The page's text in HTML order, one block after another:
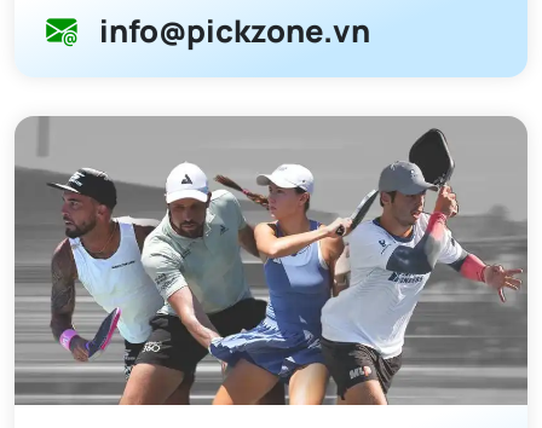
info@pickzone.vn